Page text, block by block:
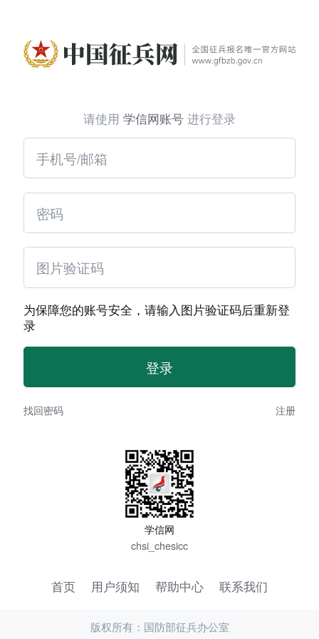
请使用 学信网账号 进行登录
为保障您的账号安全，请输入图片验证码后重新登
录
找回密码 注册
学信网
chsi_chesicc
首页 用户须知 帮助中心 联系我们
版权所有：国防部征兵办公室